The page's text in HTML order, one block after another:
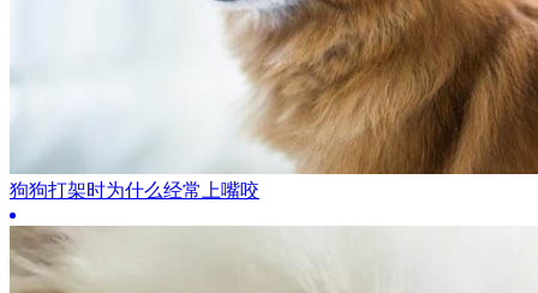
狗狗打架时为什么经常上嘴咬